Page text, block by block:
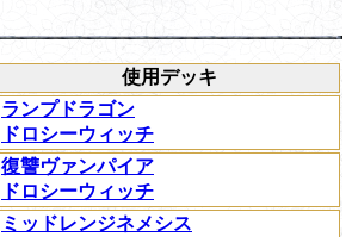
使用デッキ
ランプドラゴン
ドロシーウィッチ
復讐ヴァンパイア
ドロシーウィッチ
ミッドレンジネメシス